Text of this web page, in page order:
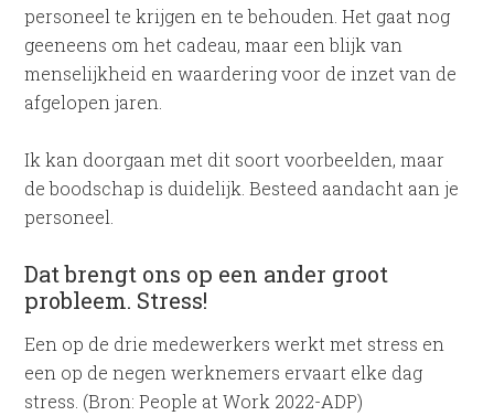
personeel te krijgen en te behouden. Het gaat nog
geeneens om het cadeau, maar een blijk van
menselijkheid en waardering voor de inzet van de
afgelopen jaren.
Ik kan doorgaan met dit soort voorbeelden, maar
de boodschap is duidelijk. Besteed aandacht aan je
personeel.
Dat brengt ons op een ander groot
probleem. Stress!
Een op de drie medewerkers werkt met stress en
een op de negen werknemers ervaart elke dag
stress. (Bron: People at Work 2022-ADP)